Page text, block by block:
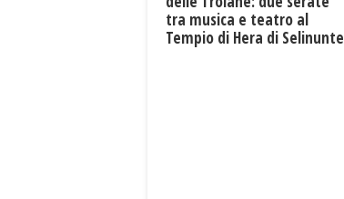
tra musica e teatro al
Tempio di Hera di Selinunte